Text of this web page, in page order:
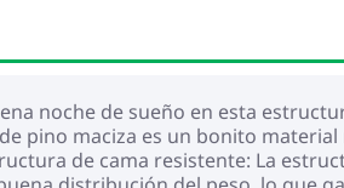
noche de sueño en esta
pino maciza es un bonito
de cama resistente: La